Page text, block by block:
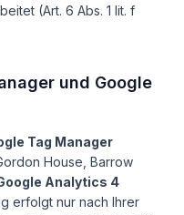
(Art. 6 Abs. 1 lit. f
und Google
Tag Manager
House, Barrow
Analytics 4
erfolgt nur nach Ihrer